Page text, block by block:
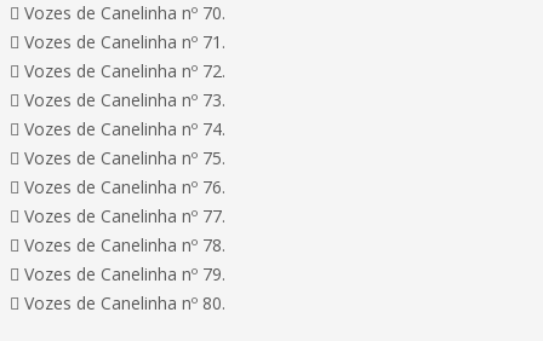
 Vozes de Canelinha nº 70.
 Vozes de Canelinha nº 71.
 Vozes de Canelinha nº 72.
 Vozes de Canelinha nº 73.
 Vozes de Canelinha nº 74.
 Vozes de Canelinha nº 75.
 Vozes de Canelinha nº 76.
 Vozes de Canelinha nº 77.
 Vozes de Canelinha nº 78.
 Vozes de Canelinha nº 79.
 Vozes de Canelinha nº 80.